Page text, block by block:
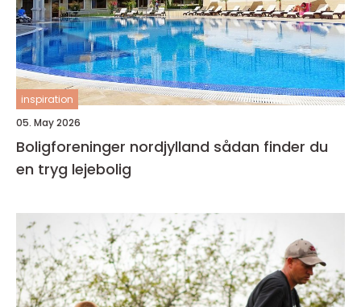
inspiration
05. May 2026
Boligforeninger nordjylland sådan finder du
en tryg lejebolig